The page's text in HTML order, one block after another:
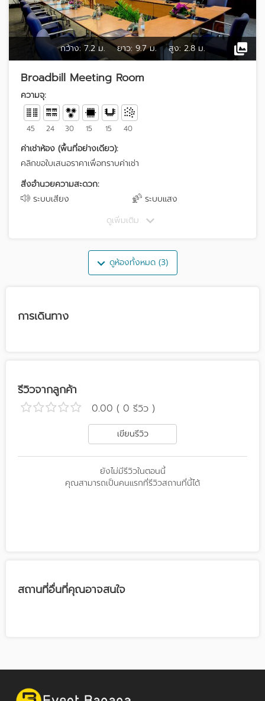
กว้าง: 7.2 ม. ยาว: 9.7 ม. สูง: 2.8 ม.
Broadbill Meeting Room
ความจุ:
45 24 30 15 15 40
ค่าเช่าห้อง (พื้นที่อย่างเดียว):
คลิกขอใบเสนอราคาเพื่อทราบค่าเช่า
สิ่งอำนวยความสะดวก:
ระบบเสียง
ระบบแสง
ดูเพิ่มเติม
ดูห้องทั้งหมด (3)
การเดินทาง
รีวิวจากลูกค้า
0.00 ( 0 รีวิว )
เขียนรีวิว
ยังไม่มีรีวิวในตอนนี้
คุณสามารถเป็นคนแรกที่รีวิวสถานที่นี้ได้
สถานที่อื่นที่คุณอาจสนใจ